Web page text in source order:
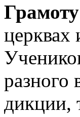
Грамоту
разного
дикции,